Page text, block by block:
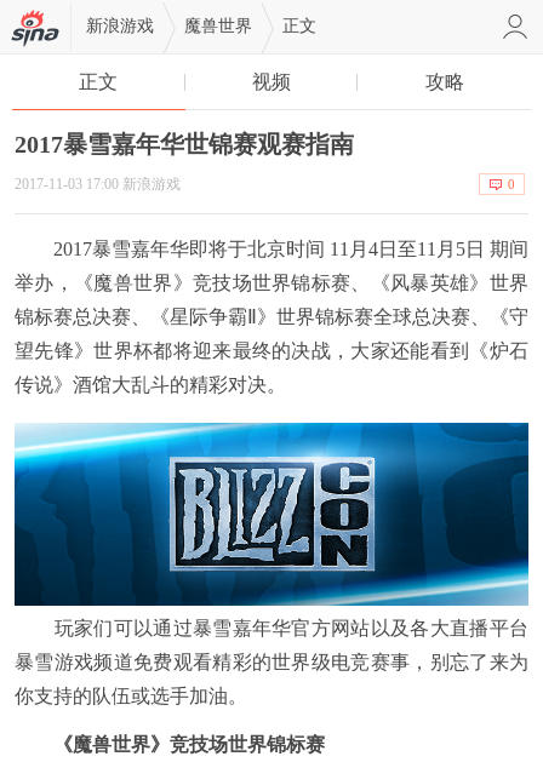
新浪游戏 魔兽世界 正文
正文 视频 攻略
2017暴雪嘉年华世锦赛观赛指南
2017-11-03 17:00 新浪游戏 0
2017暴雪嘉年华即将于北京时间 11月4日至11月5日 期间
举办，《魔兽世界》竞技场世界锦标赛、《风暴英雄》世界
锦标赛总决赛、《星际争霸Ⅱ》世界锦标赛全球总决赛、《守
望先锋》世界杯都将迎来最终的决战，大家还能看到《炉石
传说》酒馆大乱斗的精彩对决。
玩家们可以通过暴雪嘉年华官方网站以及各大直播平台
暴雪游戏频道免费观看精彩的世界级电竞赛事，别忘了来为
你支持的队伍或选手加油。
《魔兽世界》竞技场世界锦标赛